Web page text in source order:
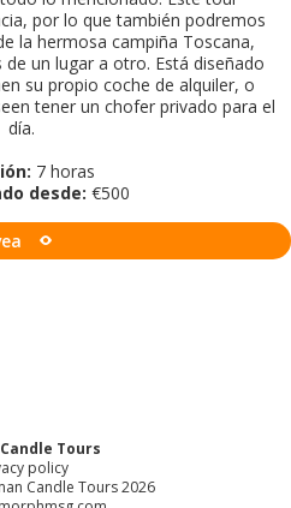
por lo que también podremos
la hermosa campiña Toscana,
un lugar a otro. Está diseñado
su propio coche de alquiler, o
tener un chofer privado para el
día.
7 horas
desde: €500
Tours
policy
Candle Tours 2026